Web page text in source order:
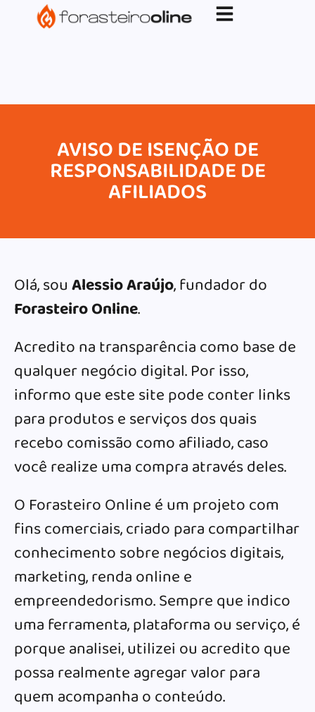
G-XVBZZCFH00pub-5970489886047746AW-
17954400846.
AVISO DE ISENÇÃO DE
RESPONSABILIDADE DE
AFILIADOS
Olá, souAlessio Araújo, fundador do
Forasteiro Online.
Acredito na transparência como base de
qualquer negócio digital. Por isso,
informo que este site pode conter links
para produtos e serviços dos quais
recebo comissão como afiliado, caso
você realize uma compra através deles.
O Forasteiro Online é um projeto com
fins comerciais, criado para compartilhar
conhecimento sobre negócios digitais,
marketing, renda online e
empreendedorismo. Sempre que indico
uma ferramenta, plataforma ou serviço, é
porque analisei, utilizei ou acredito que
possa realmente agregar valor para
quem acompanha o conteúdo.